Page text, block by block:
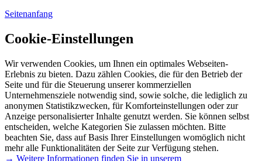
Seitenanfang
Cookie-Einstellungen
Wir verwenden Cookies, um Ihnen ein optimales Webseiten-
Erlebnis zu bieten. Dazu zählen Cookies, die für den Betrieb der
Seite und für die Steuerung unserer kommerziellen
Unternehmensziele notwendig sind, sowie solche, die lediglich zu
anonymen Statistikzwecken, für Komforteinstellungen oder zur
Anzeige personalisierter Inhalte genutzt werden. Sie können selbst
entscheiden, welche Kategorien Sie zulassen möchten. Bitte
beachten Sie, dass auf Basis Ihrer Einstellungen womöglich nicht
mehr alle Funktionalitäten der Seite zur Verfügung stehen.
→ Weitere Informationen finden Sie in unserem